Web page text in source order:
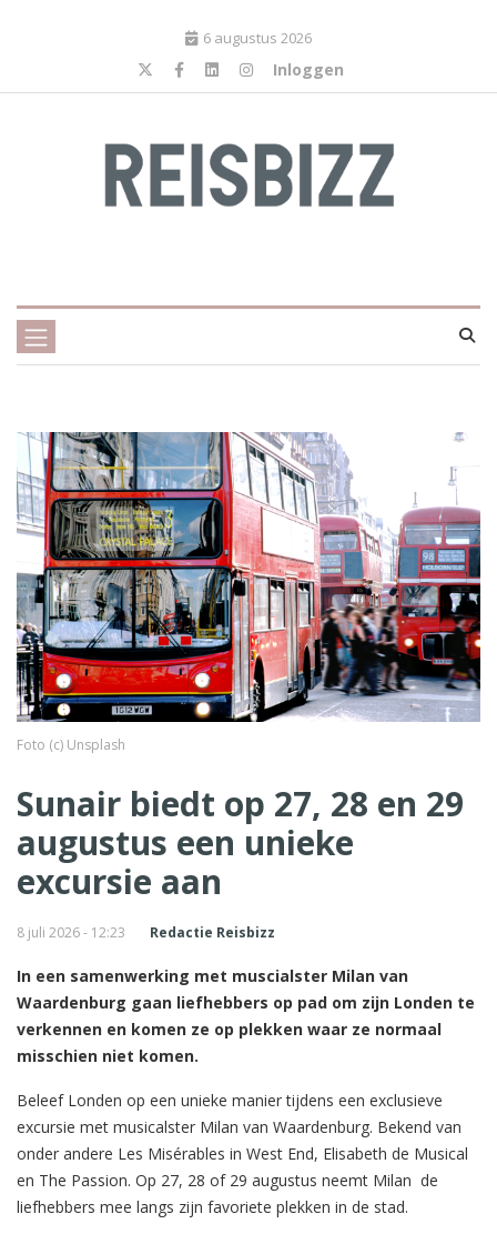
6 augustus 2026
Inloggen
Foto (c) Unsplash
Sunair biedt op 27, 28 en 29
augustus een unieke
excursie aan
8 juli 2026 - 12:23 Redactie Reisbizz
In een samenwerking met muscialster Milan van
Waardenburg gaan liefhebbers op pad om zijn Londen te
verkennen en komen ze op plekken waar ze normaal
misschien niet komen.
Beleef Londen op een unieke manier tijdens een exclusieve
excursie met musicalster Milan van Waardenburg. Bekend van
onder andere Les Misérables in West End, Elisabeth de Musical
en The Passion. Op 27, 28 of 29 augustus neemt Milan de
liefhebbers mee langs zijn favoriete plekken in de stad.